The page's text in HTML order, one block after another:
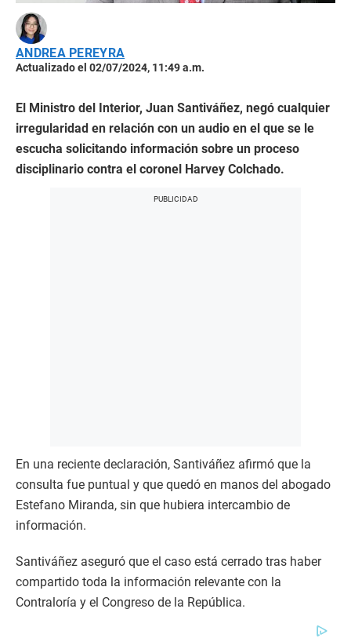
ANDREA PEREYRA
Actualizado el 02/07/2024, 11:49 a.m.
El Ministro del Interior, Juan Santiváñez, negó cualquier
irregularidad en relación con un audio en el que se le
escucha solicitando información sobre un proceso
disciplinario contra el coronel Harvey Colchado.
En una reciente declaración, Santiváñez afirmó que la
consulta fue puntual y que quedó en manos del abogado
Estefano Miranda, sin que hubiera intercambio de
información.
Santiváñez aseguró que el caso está cerrado tras haber
compartido toda la información relevante con la
Contraloría y el Congreso de la República.